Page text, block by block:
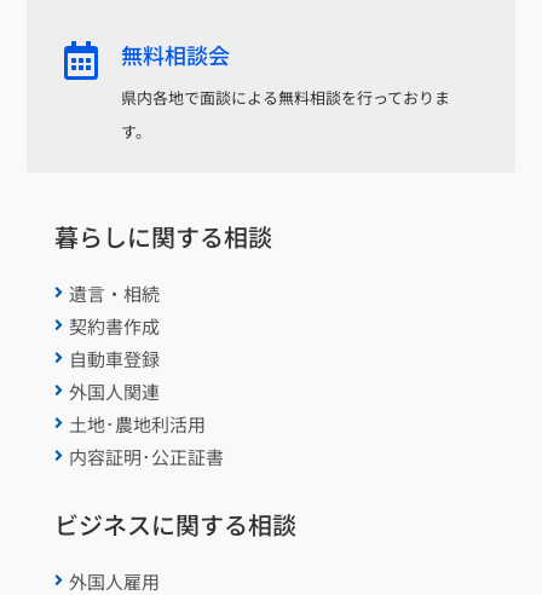
 無料相談会
県内各地で面談による無料相談を行っておりま
す。
暮らしに関する相談
 遺言・相続
 契約書作成
 自動車登録
 外国人関連
 土地･農地利活用
 内容証明･公正証書
ビジネスに関する相談
 外国人雇用